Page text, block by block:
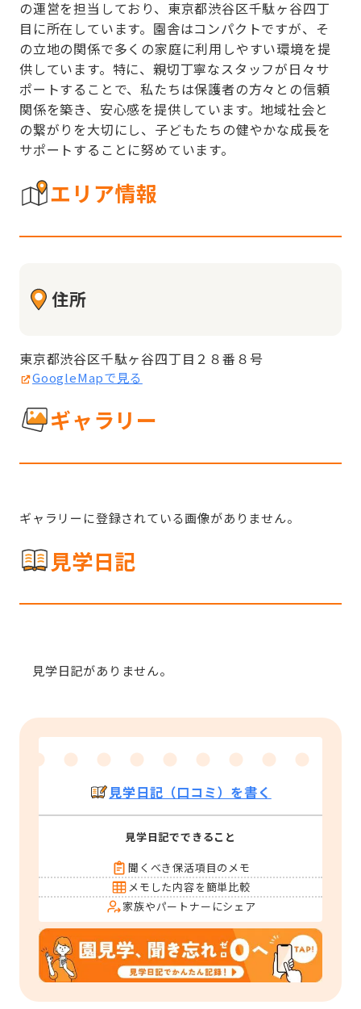
の運営を担当しており、東京都渋谷区千駄ヶ谷四丁
目に所在しています。園舎はコンパクトですが、そ
の立地の関係で多くの家庭に利用しやすい環境を提
供しています。特に、親切丁寧なスタッフが日々サ
ポートすることで、私たちは保護者の方々との信頼
関係を築き、安心感を提供しています。地域社会と
の繋がりを大切にし、子どもたちの健やかな成長を
サポートすることに努めています。
エリア情報
住所
東京都渋谷区千駄ヶ谷四丁目２８番８号
GoogleMapで見る
ギャラリー
ギャラリーに登録されている画像がありません。
見学日記
見学日記がありません。
見学日記（口コミ）を書く
見学日記でできること
聞くべき保活項目のメモ
メモした内容を簡単比較
家族やパートナーにシェア